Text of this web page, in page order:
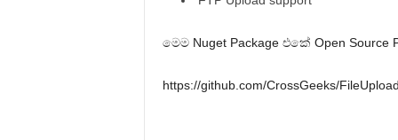
මෙම Nuget Package එකේ Open
https://github.com/CrossGeeks/